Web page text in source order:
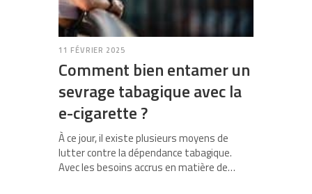
11 FÉVRIER 2025
Comment bien entamer un
sevrage tabagique avec la
e-cigarette ?
À ce jour, il existe plusieurs moyens de
lutter contre la dépendance tabagique.
Avec les besoins accrus en matière de…